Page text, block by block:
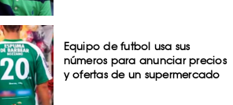
Equipo de futbol usa sus
números para anunciar precios
y ofertas de un supermercado